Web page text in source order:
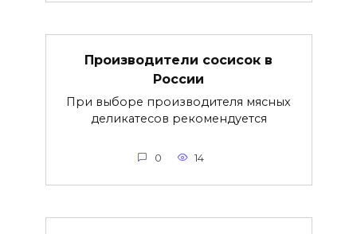
Производители сосисок в
России
При выборе производителя мясных
деликатесов рекомендуется
0 14